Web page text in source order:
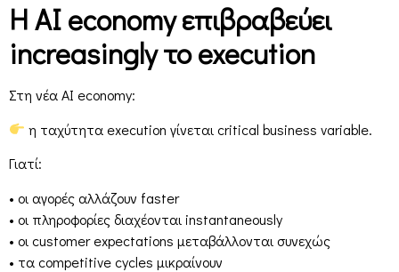
Η AI economy επιβραβεύει
increasingly το execution
Στη νέα AI economy:
η ταχύτητα execution γίνεται critical business variable.
Γιατί:
• οι αγορές αλλάζουν faster
• οι πληροφορίες διαχέονται instantaneously
• οι customer expectations μεταβάλλονται συνεχώς
• τα competitive cycles μικραίνουν